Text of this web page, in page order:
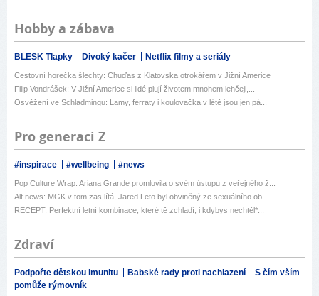
Hobby a zábava
BLESK Tlapky Divoký kačer Netflix filmy a seriály
Cestovní horečka šlechty: Chuďas z Klatovska otrokářem v Jižní Americe
Filip Vondrášek: V Jižní Americe si lidé plují životem mnohem lehčeji,...
Osvěžení ve Schladmingu: Lamy, ferraty i koulovačka v létě jsou jen pá...
Pro generaci Z
#inspirace #wellbeing #news
Pop Culture Wrap: Ariana Grande promluvila o svém ústupu z veřejného ž...
Alt news: MGK v tom zas lítá, Jared Leto byl obviněný ze sexuálního ob...
RECEPT: Perfektní letní kombinace, které tě zchladí, i kdybys nechtěl*...
Zdraví
Podpořte dětskou imunitu Babské rady proti nachlazení
S čím vším
pomůže rýmovník